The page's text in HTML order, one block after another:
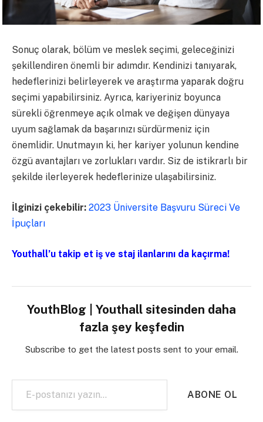
Sonuç olarak, bölüm ve meslek seçimi, geleceğinizi
şekillendiren önemli bir adımdır. Kendinizi tanıyarak,
hedeflerinizi belirleyerek ve araştırma yaparak doğru
seçimi yapabilirsiniz. Ayrıca, kariyeriniz boyunca
sürekli öğrenmeye açık olmak ve değişen dünyaya
uyum sağlamak da başarınızı sürdürmeniz için
önemlidir. Unutmayın ki, her kariyer yolunun kendine
özgü avantajları ve zorlukları vardır. Siz de istikrarlı bir
şekilde ilerleyerek hedeflerinize ulaşabilirsiniz.
İlginizi çekebilir: 2023 Üniversite Başvuru Süreci Ve
İpuçları
Youthall’u takip et iş ve staj ilanlarını da kaçırma!
YouthBlog | Youthall sitesinden daha
fazla şey keşfedin
Subscribe to get the latest posts sent to your email.
E-postanızı yazın…
ABONE OL